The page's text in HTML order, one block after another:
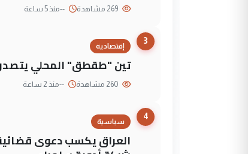
--منذ 5 ساعة
3
إقتصادية
تين "طقطق" المحلي
--منذ 2 ساعة
4
سياسية
العراق يكسب دعوى قضائية